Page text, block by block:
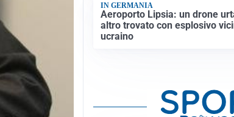
IN GERMANIA
Aeroporto Lipsia: un drone
altro trovato con esplosivo
ucraino